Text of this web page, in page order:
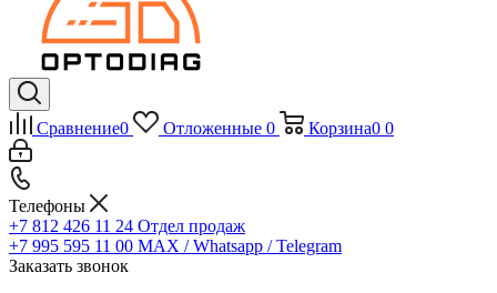
Сравнение0 Отложенные 0 Корзина0 0
Телефоны
+7 812 426 11 24 Отдел продаж
+7 995 595 11 00 MAX / Whatsapp / Telegram
Заказать звонок